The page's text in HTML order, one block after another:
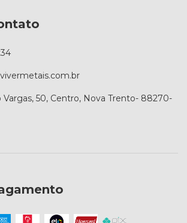
Vargas, 50, Centro, Nova Trento- 88270-